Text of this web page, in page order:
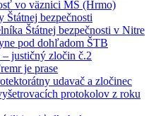
vo väznici MS (Hrmo)
Štátnej bezpečnosti
Štátnej bezpečnosti v Nitre
pod dohľadom ŠTB
– justičný zločin č.2
je prase
udavač a zločinec
protokolov z roku